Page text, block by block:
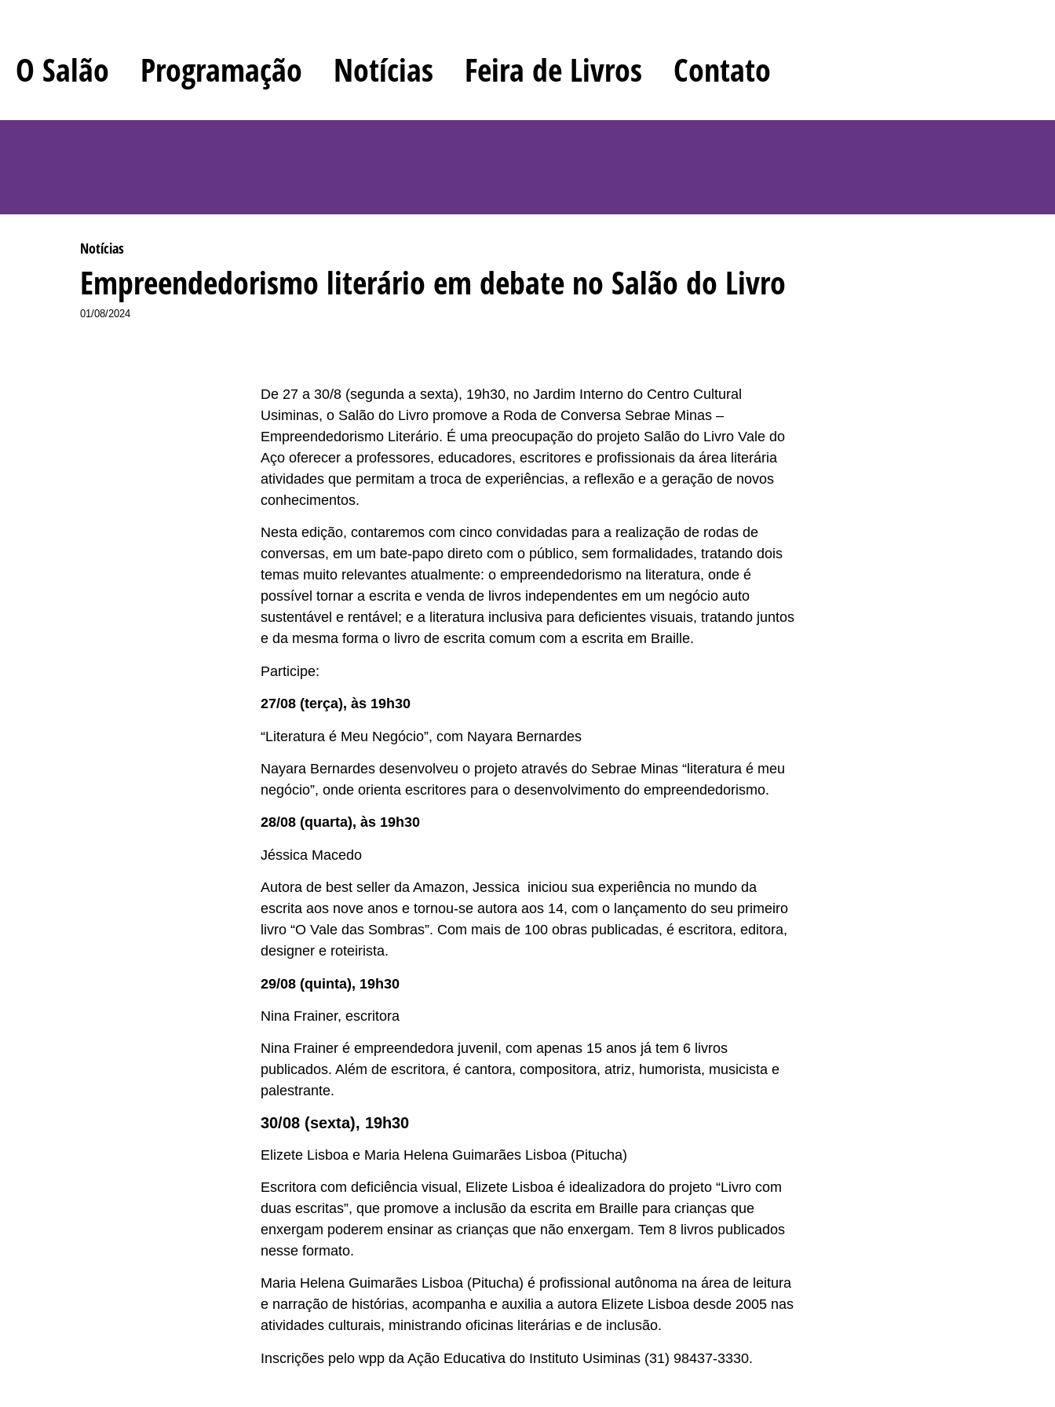
O Salão Programação Notícias Feira de Livros Contato
Notícias
Empreendedorismo literário em debate no Salão do Livro
01/08/2024
De 27 a 30/8 (segunda a sexta), 19h30, no Jardim Interno do Centro Cultural
Usiminas, o Salão do Livro promove a Roda de Conversa Sebrae Minas –
Empreendedorismo Literário. É uma preocupação do projeto Salão do Livro Vale do
Aço oferecer a professores, educadores, escritores e profissionais da área literária
atividades que permitam a troca de experiências, a reflexão e a geração de novos
conhecimentos.
Nesta edição, contaremos com cinco convidadas para a realização de rodas de
conversas, em um bate-papo direto com o público, sem formalidades, tratando dois
temas muito relevantes atualmente: o empreendedorismo na literatura, onde é
possível tornar a escrita e venda de livros independentes em um negócio auto
sustentável e rentável; e a literatura inclusiva para deficientes visuais, tratando juntos
e da mesma forma o livro de escrita comum com a escrita em Braille.
Participe:
27/08 (terça), às 19h30
“Literatura é Meu Negócio”, com Nayara Bernardes
Nayara Bernardes desenvolveu o projeto através do Sebrae Minas “literatura é meu
negócio”, onde orienta escritores para o desenvolvimento do empreendedorismo.
28/08 (quarta), às 19h30
Jéssica Macedo
Autora de best seller da Amazon, Jessica iniciou sua experiência no mundo da
escrita aos nove anos e tornou-se autora aos 14, com o lançamento do seu primeiro
livro “O Vale das Sombras”. Com mais de 100 obras publicadas, é escritora, editora,
designer e roteirista.
29/08 (quinta), 19h30
Nina Frainer, escritora
Nina Frainer é empreendedora juvenil, com apenas 15 anos já tem 6 livros
publicados. Além de escritora, é cantora, compositora, atriz, humorista, musicista e
palestrante.
30/08 (sexta), 19h30
Elizete Lisboa e Maria Helena Guimarães Lisboa (Pitucha)
Escritora com deficiência visual, Elizete Lisboa é idealizadora do projeto “Livro com
duas escritas”, que promove a inclusão da escrita em Braille para crianças que
enxergam poderem ensinar as crianças que não enxergam. Tem 8 livros publicados
nesse formato.
Maria Helena Guimarães Lisboa (Pitucha) é profissional autônoma na área de leitura
e narração de histórias, acompanha e auxilia a autora Elizete Lisboa desde 2005 nas
atividades culturais, ministrando oficinas literárias e de inclusão.
Inscrições pelo wpp da Ação Educativa do Instituto Usiminas (31) 98437-3330.